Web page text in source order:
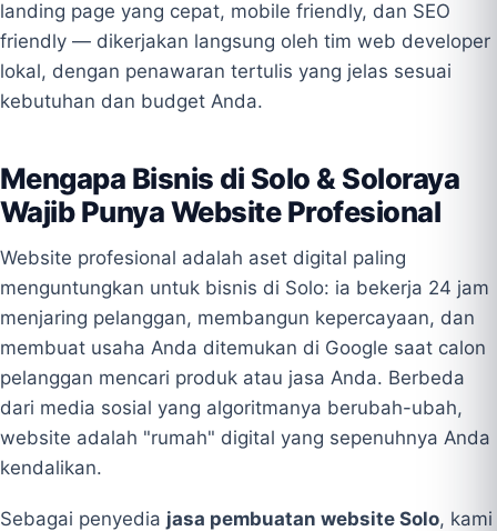
landing page yang cepat, mobile friendly, dan SEO
friendly — dikerjakan langsung oleh tim web developer
lokal, dengan penawaran tertulis yang jelas sesuai
kebutuhan dan budget Anda.
Mengapa Bisnis di Solo & Soloraya
Wajib Punya Website Profesional
Website profesional adalah aset digital paling
menguntungkan untuk bisnis di Solo: ia bekerja 24 jam
menjaring pelanggan, membangun kepercayaan, dan
membuat usaha Anda ditemukan di Google saat calon
pelanggan mencari produk atau jasa Anda. Berbeda
dari media sosial yang algoritmanya berubah-ubah,
website adalah "rumah" digital yang sepenuhnya Anda
kendalikan.
Sebagai penyedia jasa pembuatan website Solo, kami